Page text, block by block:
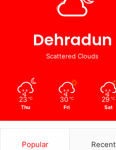
Dehradun
Scattered Clouds
23 ℃
Thu
30 ℃
Fri
29 ℃
Sat
Popular Recent